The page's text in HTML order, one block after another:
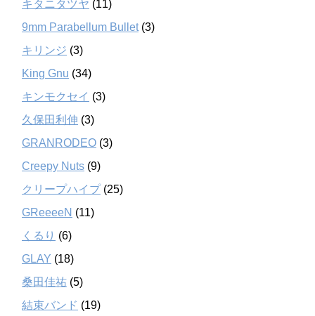
キタニタツヤ (11)
9mm Parabellum Bullet(3)
キリンジ (3)
King Gnu (34)
キンモクセイ (3)
久保田利伸 (3)
GRANRODEO (3)
Creepy Nuts (9)
クリープハイプ(25)
GReeeeN (11)
くるり (6)
GLAY (18)
桑田佳祐 (5)
結束バンド (19)